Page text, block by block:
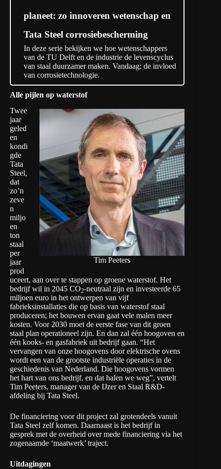
planeet: zo innoveren wetenschap en
Tata Steel corrosiebescherming
In deze serie bekijken we hoe wetenschappers
van de TU Delft en de industrie de levenscyclus
van staal duurzamer maken. Vandaag: de invloed
van corrosietechnologie.
Alle pijlen op waterstof
Tim Peeters
Twee
jaar
geled
en
kondi
gde
Tata
Steel,
dat
zo’n
zeve
n
miljo
en
ton
staal
per
jaar
prod
uceert, aan over te stappen op groene waterstof. Het
bedrijf wil in 2045 CO2-neutraal zijn en investeerde 65
miljoen euro in het ontwerpen van vijf
fabrieksinstallaties die op basis van waterstof staal
produceren; het bouwen ervan gaat vele malen meer
kosten. Voor 2030 moet de eerste fase van dit groen
staal plan operationeel zijn. En dan zal één hoogoven en
één kooks- en gasfabriek uit bedrijf gaan. “Het
vervangen van onze hoogovens door elektrische ovens
wordt een van de grootste industriële operaties in de
geschiedenis van Nederland. Die hoogovens vormen
het hart van ons bedrijf, en dat halen we weg”, vertelt
Tim Peeters, manager van de IJzer en Staal R&D-
afdeling bij Tata Steel.
De financiering voor dit project zal grotendeels vanuit
Tata Steel zelf komen. Daarnaast is het bedrijf in
gesprek met de overheid over mede financiering via het
zogenaamde ‘maatwerk’ traject.
Uitdagingen